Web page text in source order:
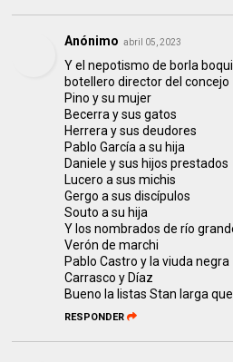
Anónimo abril 05, 2023
Y el nepotismo de borla
botellero director del concejo
Pino y su mujer
Becerra y sus gatos
Herrera y sus deudores
Pablo García a su hija
Daniele y sus hijos prestados
Lucero a sus michis
Gergo a sus discípulos
Souto a su hija
Y los nombrados de río
Verón de marchi
Pablo Castro y la viuda negra
Carrasco y Díaz
Bueno la listas Stan larga
RESPONDER